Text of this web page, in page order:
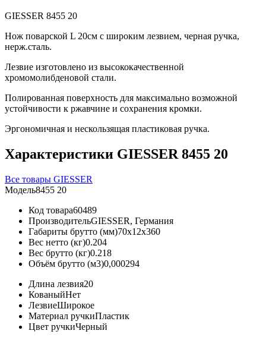
GIESSER 8455 20
Нож поварской L 20см с широким лезвием, черная ручка,
нерж.сталь.
Лезвие изготовлено из высококачественной
хромомолибденовой стали.
Полированная поверхность для максимально возможной
устойчивости к ржавчине и сохранения кромки.
Эргономичная и нескользящая пластиковая ручка.
Характеристики GIESSER 8455 20
Все товары GIESSER
Модель8455 20
Код товара60489
ПроизводительGIESSER, Германия
Габариты брутто (мм)70x12x360
Вес нетто (кг)0.204
Вес брутто (кг)0.218
Объём брутто (м3)0,000294
Длина лезвия20
КованыйНет
ЛезвиеШирокое
Материал ручкиПластик
Цвет ручкиЧерный